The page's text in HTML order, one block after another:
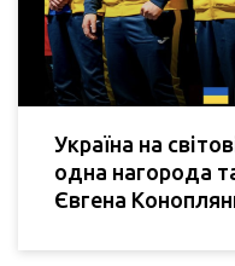
Україна на
одна нагорода
Євгена